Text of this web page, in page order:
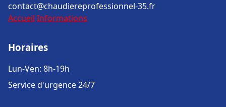
contact@chaudiereprofessionnel-35.fr
Accueil Informations
Horaires
Lun-Ven: 8h-19h
Service d'urgence 24/7